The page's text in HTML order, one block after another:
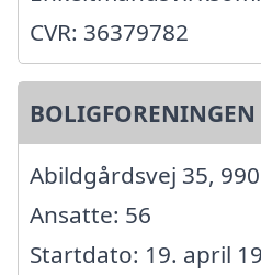
CVR: 36379782
BOLIGFORENINGEN
Abildgårdsvej 35,
Ansatte: 56
Startdato: 19. april